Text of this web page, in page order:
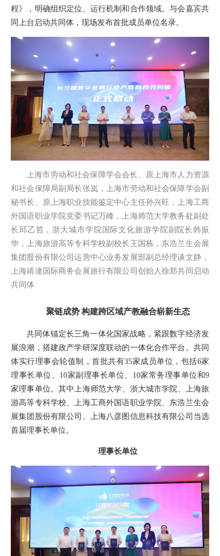
程》，明确组织定位、运行机制和合作领域。与会嘉宾共
同上台启动共同体，现场发布首批成员单位名录。
上海市劳动和社会保障学会会长、原上海市人力资源
和社会保障局副局长张岚，上海市劳动和社会保障学会副
秘书长、原上海职业技能鉴定中心主任孙兴旺，上海工商
外国语职业学院党委书记万峰，上海师范大学教务处副处
长邱乙哲，浙大城市学院国际文化旅游学院副院长韩振
华，上海旅游高等专科学校副校长王国栋，东浩兰生会展
集团股份有限公司运营中心业务发展部副总经理谈文静，
上海靖達国际商务会展旅行有限公司创始人徐郑共同启动
共同体
聚链成势 构建跨区域产教融合崭新生态
共同体锚定长三角一体化国家战略，紧跟数字经济发
展浪潮，搭建政产学研深度联动的一体化合作平台。共同
体实行理事会轮值制，首批共有35家成员单位，包括6家
理事长单位、10家副理事长单位、10家常务理事单位和9
家理事单位。其中上海师范大学、浙大城市学院、上海旅
游高等专科学校、上海工商外国语职业学院、东浩兰生会
展集团股份有限公司、上海八彦图信息科技有限公司当选
首届理事长单位。
理事长单位